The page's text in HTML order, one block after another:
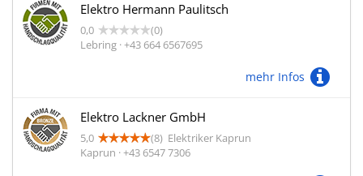
Elektro Hermann Paulitsch
0,0
(0)
Lebring · +43 664 6567695
mehr Infos
Elektro Lackner GmbH
5,0 (8) Elektriker Kaprun
Kaprun · +43 6547 7306